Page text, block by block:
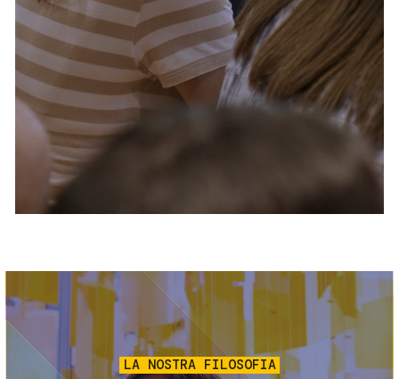
Servizi e accessibilità
Contatti
FAQ
Biglietti
Immagine
LA NOSTRA FILOSOFIA